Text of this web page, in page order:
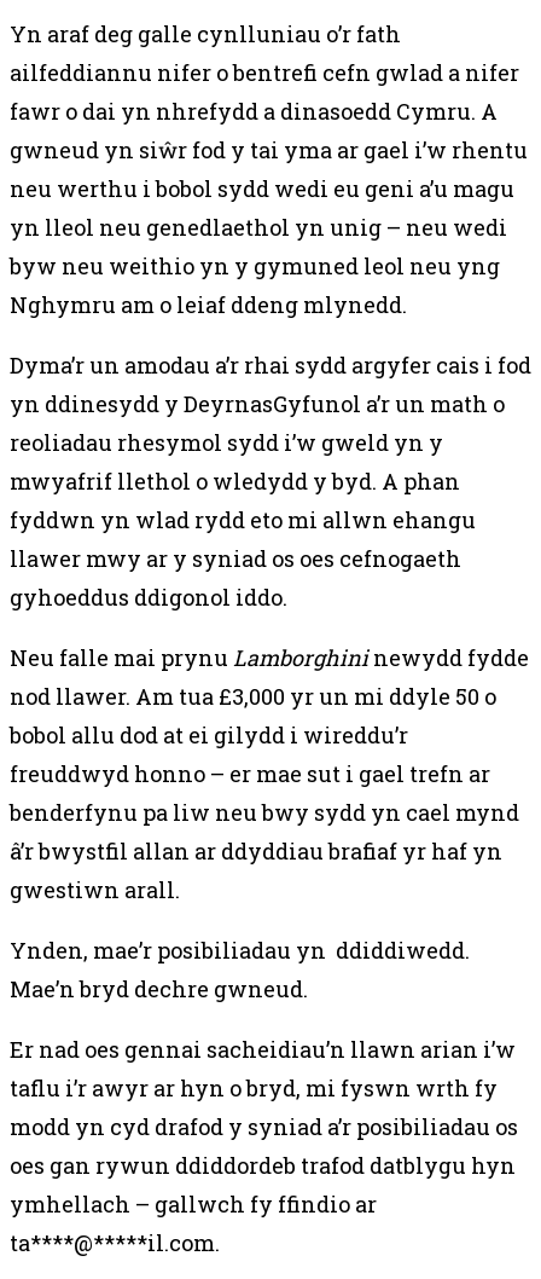
Yn araf deg galle cynlluniau o’r fath
ailfeddiannu nifer o bentrefi cefn gwlad a nifer
fawr o dai yn nhrefydd a dinasoedd Cymru. A
gwneud yn siŵr fod y tai yma ar gael i’w rhentu
neu werthu i bobol sydd wedi eu geni a’u magu
yn lleol neu genedlaethol yn unig – neu wedi
byw neu weithio yn y gymuned leol neu yng
Nghymru am o leiaf ddeng mlynedd.
Dyma’r un amodau a’r rhai sydd argyfer cais i fod
yn ddinesydd y DeyrnasGyfunol a’r un math o
reoliadau rhesymol sydd i’w gweld yn y
mwyafrif llethol o wledydd y byd. A phan
fyddwn yn wlad rydd eto mi allwn ehangu
llawer mwy ar y syniad os oes cefnogaeth
gyhoeddus ddigonol iddo.
Neu falle mai prynu Lamborghininewydd fydde
nod llawer. Am tua £3,000 yr un mi ddyle 50 o
bobol allu dod at ei gilydd i wireddu’r
freuddwyd honno – er mae sut i gael trefn ar
benderfynu pa liw neu bwy sydd yn cael mynd
â’r bwystfil allan ar ddyddiau brafiaf yr haf yn
gwestiwn arall.
Ynden, mae’r posibiliadau yn ddiddiwedd.
Mae’n bryd dechre gwneud.
Er nad oes gennai sacheidiau’n llawn arian i’w
taflu i’r awyr ar hyn o bryd, mi fyswn wrth fy
modd yn cyd drafod y syniad a’r posibiliadau os
oes gan rywun ddiddordeb trafod datblygu hyn
ymhellach – gallwch fy ffindio ar
ta****@*****il.com.